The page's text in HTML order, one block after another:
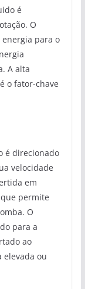
é
O
para o
A alta
o fator-chave
é direcionado
velocidade
em
permite
O
para a
ao
elevada ou